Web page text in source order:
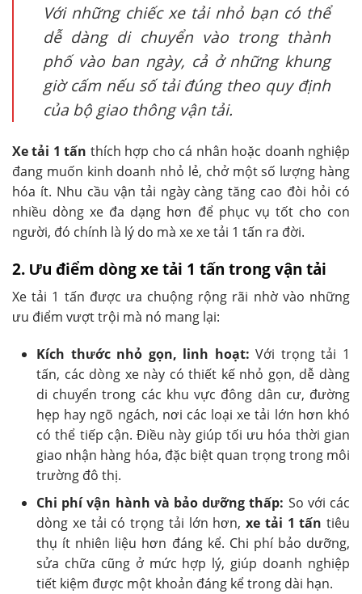
Với những chiếc xe tải nhỏ bạn có thể
dễ dàng di chuyển vào trong thành
phố vào ban ngày, cả ở những khung
giờ cấm nếu số tải đúng theo quy định
của bộ giao thông vận tải.
Xe tải 1 tấn thích hợp cho cá nhân hoặc doanh nghiệp
đang muốn kinh doanh nhỏ lẻ, chở một số lượng hàng
hóa ít. Nhu cầu vận tải ngày càng tăng cao đòi hỏi có
nhiều dòng xe đa dạng hơn để phục vụ tốt cho con
người, đó chính là lý do mà xe xe tải 1 tấn ra đời.
2. Ưu điểm dòng xe tải 1 tấn trong vận tải
Xe tải 1 tấn được ưa chuộng rộng rãi nhờ vào những
ưu điểm vượt trội mà nó mang lại:
Kích thước nhỏ gọn, linh hoạt: Với trọng tải 1
tấn, các dòng xe này có thiết kế nhỏ gọn, dễ dàng
di chuyển trong các khu vực đông dân cư, đường
hẹp hay ngõ ngách, nơi các loại xe tải lớn hơn khó
có thể tiếp cận. Điều này giúp tối ưu hóa thời gian
giao nhận hàng hóa, đặc biệt quan trọng trong môi
trường đô thị.
Chi phí vận hành và bảo dưỡng thấp: So với các
dòng xe tải có trọng tải lớn hơn, xe tải 1 tấn tiêu
thụ ít nhiên liệu hơn đáng kể. Chi phí bảo dưỡng,
sửa chữa cũng ở mức hợp lý, giúp doanh nghiệp
tiết kiệm được một khoản đáng kể trong dài hạn.